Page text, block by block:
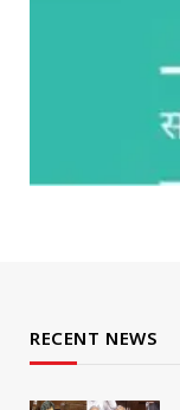
RECENT NEWS